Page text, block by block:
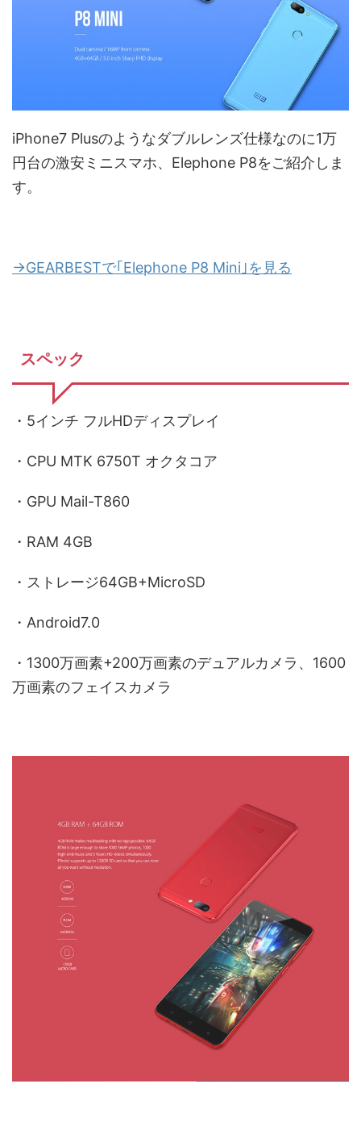
iPhone7 Plusのようなダブルレンズ仕様なのに1万
円台の激安ミニスマホ、Elephone P8をご紹介しま
す。
→GEARBESTで｢Elephone P8 Mini｣を見る
スペック
・5インチ フルHDディスプレイ
・CPU MTK 6750T オクタコア
・GPU Mail-T860
・RAM 4GB
・ストレージ64GB+MicroSD
・Android7.0
・1300万画素+200万画素のデュアルカメラ、1600
万画素のフェイスカメラ